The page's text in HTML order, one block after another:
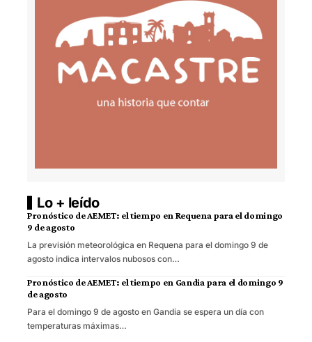
Lo + leído
Pronóstico de AEMET: el tiempo en Requena para el domingo
9 de agosto
La previsión meteorológica en Requena para el domingo 9 de
agosto indica intervalos nubosos con…
Pronóstico de AEMET: el tiempo en Gandia para el domingo 9
de agosto
Para el domingo 9 de agosto en Gandia se espera un día con
temperaturas máximas…